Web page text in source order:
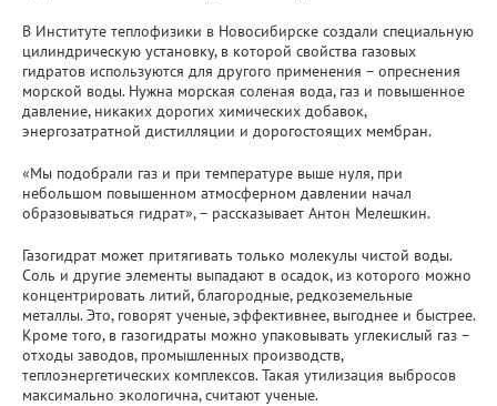
В Институте теплофизики в Новосибирске создали специальную
цилиндрическую установку, в которой свойства газовых
гидратов используются для другого применения – опреснения
морской воды. Нужна морская соленая вода, газ и повышенное
давление, никаких дорогих химических добавок,
энергозатратной дистилляции и дорогостоящих мембран.
«Мы подобрали газ и при температуре выше нуля, при
небольшом повышенном атмосферном давлении начал
образовываться гидрат», – рассказывает Антон Мелешкин.
Газогидрат может притягивать только молекулы чистой воды.
Соль и другие элементы выпадают в осадок, из которого можно
концентрировать литий, благородные, редкоземельные
металлы. Это, говорят ученые, эффективнее, выгоднее и быстрее.
Кроме того, в газогидраты можно упаковывать углекислый газ –
отходы заводов, промышленных производств,
теплоэнергетических комплексов. Такая утилизация выбросов
максимально экологична, считают ученые.